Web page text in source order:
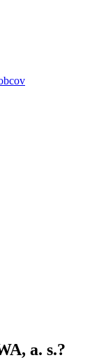
a. s.?